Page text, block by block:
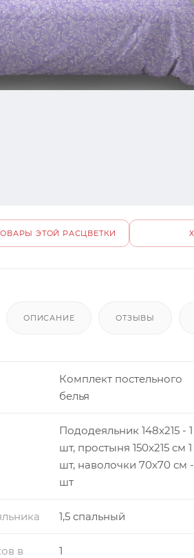
ЭТОЙ РАСЦВЕТКИ
ОПИСАНИЕ ОТЗЫВЫ
Комплект постельного
белья
Пододеяльник 148x215 - 1
шт, простыня 150x215 см 1
шт, наволочки 70x70 см
шт
1,5 спальный
в
1